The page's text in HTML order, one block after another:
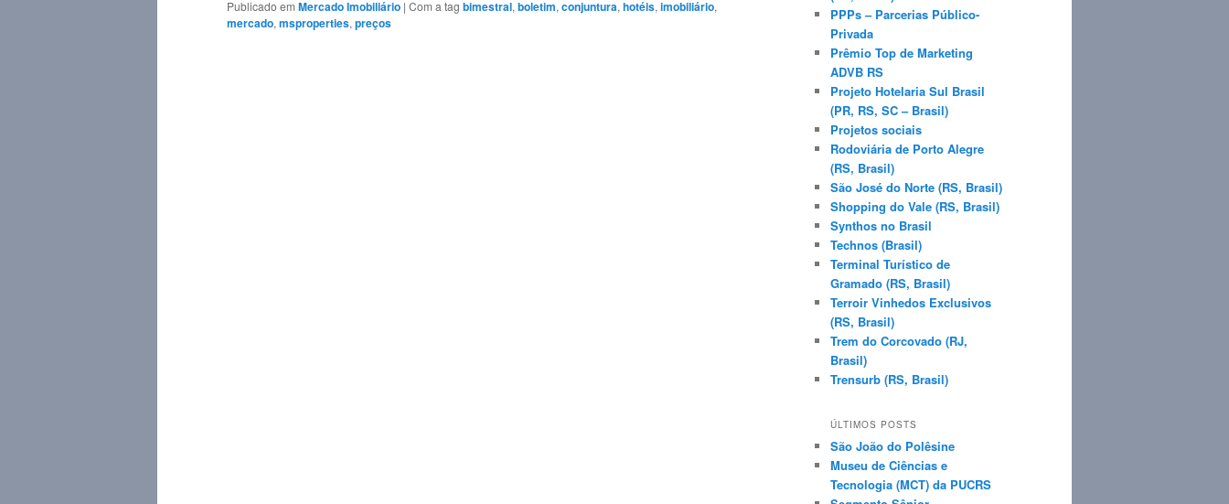
Publicado em Mercado Imobiliário | Com a tag bimestral, boletim, conjuntura, hotéis, imobiliário,
mercado, msproperties, preços
PPPs – Parcerias Público-
Privada
Prêmio Top de Marketing
ADVB RS
Projeto Hotelaria Sul Brasil
(PR, RS, SC – Brasil)
Projetos sociais
Rodoviária de Porto Alegre
(RS, Brasil)
São José do Norte (RS, Brasil)
Shopping do Vale (RS, Brasil)
Synthos no Brasil
Technos (Brasil)
Terminal Turístico de
Gramado (RS, Brasil)
Terroir Vinhedos Exclusivos
(RS, Brasil)
Trem do Corcovado (RJ,
Brasil)
Trensurb (RS, Brasil)
ÚLTIMOS POSTS
São João do Polêsine
Museu de Ciências e
Tecnologia (MCT) da PUCRS